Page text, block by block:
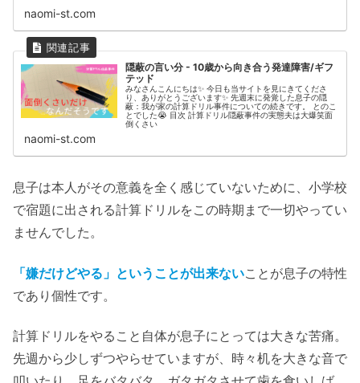
naomi-st.com
隠蔽の言い分 - 10歳から向き合う発達障害/ギフ
テッド
みなさんこんにちは✨ 今日も当サイトを見にきてくださ
り、ありがとうございます✨ 先週末に発覚した息子の隠
蔽：我が家の計算ドリル事件についての続きです。 とのこ
とでした😭 目次 計算ドリル隠蔽事件の実態夫は大爆笑面
倒くさい
naomi-st.com
息子は本人がその意義を全く感じていないために、小学校
で宿題に出される計算ドリルをこの時期まで一切やってい
ませんでした。
「嫌だけどやる」ということが出来ないことが息子の特性
であり個性です。
計算ドリルをやること自体が息子にとっては大きな苦痛。
先週から少しずつやらせていますが、時々机を大きな音で